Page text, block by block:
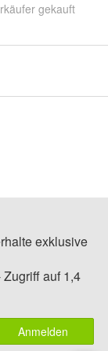
gekauft
exklusive
auf 1,4
Anmelden